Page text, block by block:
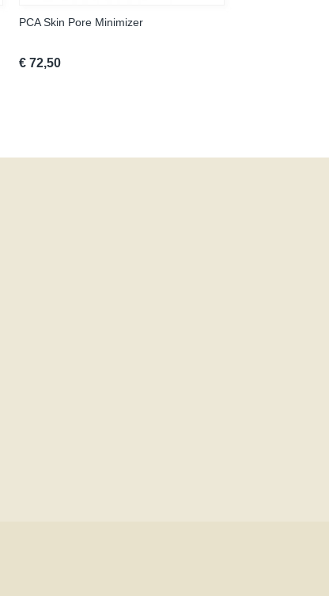
PCA Skin Pore Minimizer
€ 72,50